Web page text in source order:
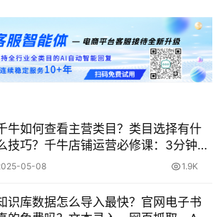
牛如何查看主营类目？类目选择有什
技巧？千牛店铺运营必修课：3分钟掌
主营类目查看与类目选择核心技巧
05-08 1.9K
识库数据怎么导入最快？官网电子书